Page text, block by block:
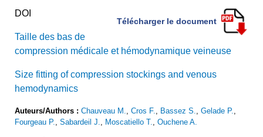
DOI
Télécharger le document
Taille des bas de
compression médicale et hémodynamique veineuse
Size fitting of compression stockings and venous
hemodynamics
Auteurs/Authors : Chauveau M. Cros F. Bassez S. Gelade P.
Fourgeau P.
Sabardeil J. Moscatiello T. Ouchene A.